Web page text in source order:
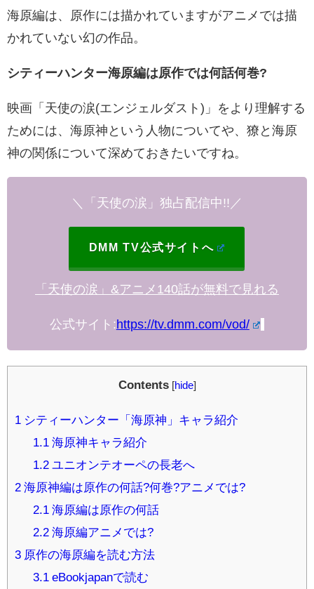
海原編は、
原作には描かれていますがアニメでは描
かれていない幻の作品。
シティーハンター海原編は原作では何話何巻?
映画「天使の涙(エンジェルダスト)」をより理解する
ためには、海原神という人物についてや、 獠と海原
神の関係について深めておきたいですね。
＼「天使の涙」 独占配信中!! ／
DMM TV公式サイトへ
「天使の涙」&アニメ140話が無料で見れる
公式サイト:https://tv.dmm.com/vod/
Contents [hide]
1 シティーハンター「海原神」キャラ紹介
1.1 海原神キャラ紹介
1.2ユニオンテオーペの長老へ
2 海原神編は原作の何話?何巻?アニメでは?
2.1 海原編は原作の何話
2.2海原編アニメでは?
3 原作の海原編を読む方法
3.1 eBookjapanで読む